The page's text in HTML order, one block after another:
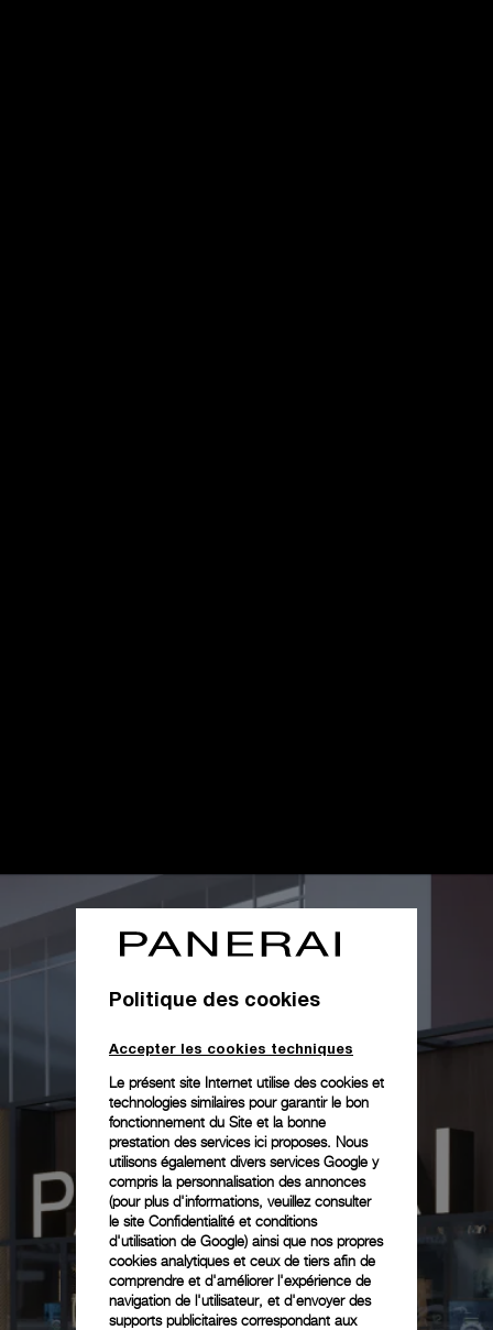
Politique des cookies
Accepter les cookies techniques
Le présent site Internet utilise des cookies et
technologies similaires pour garantir le bon
fonctionnement du Site et la bonne
prestation des services ici proposes. Nous
utilisons également divers services Google y
compris la personnalisation des annonces
(pour plus d'informations, veuillez consulter
le site Confidentialité et conditions
d'utilisation de Google) ainsi que nos propres
cookies analytiques et ceux de tiers afin de
comprendre et d'améliorer l'expérience de
navigation de l'utilisateur, et d'envoyer des
supports publicitaires correspondant aux